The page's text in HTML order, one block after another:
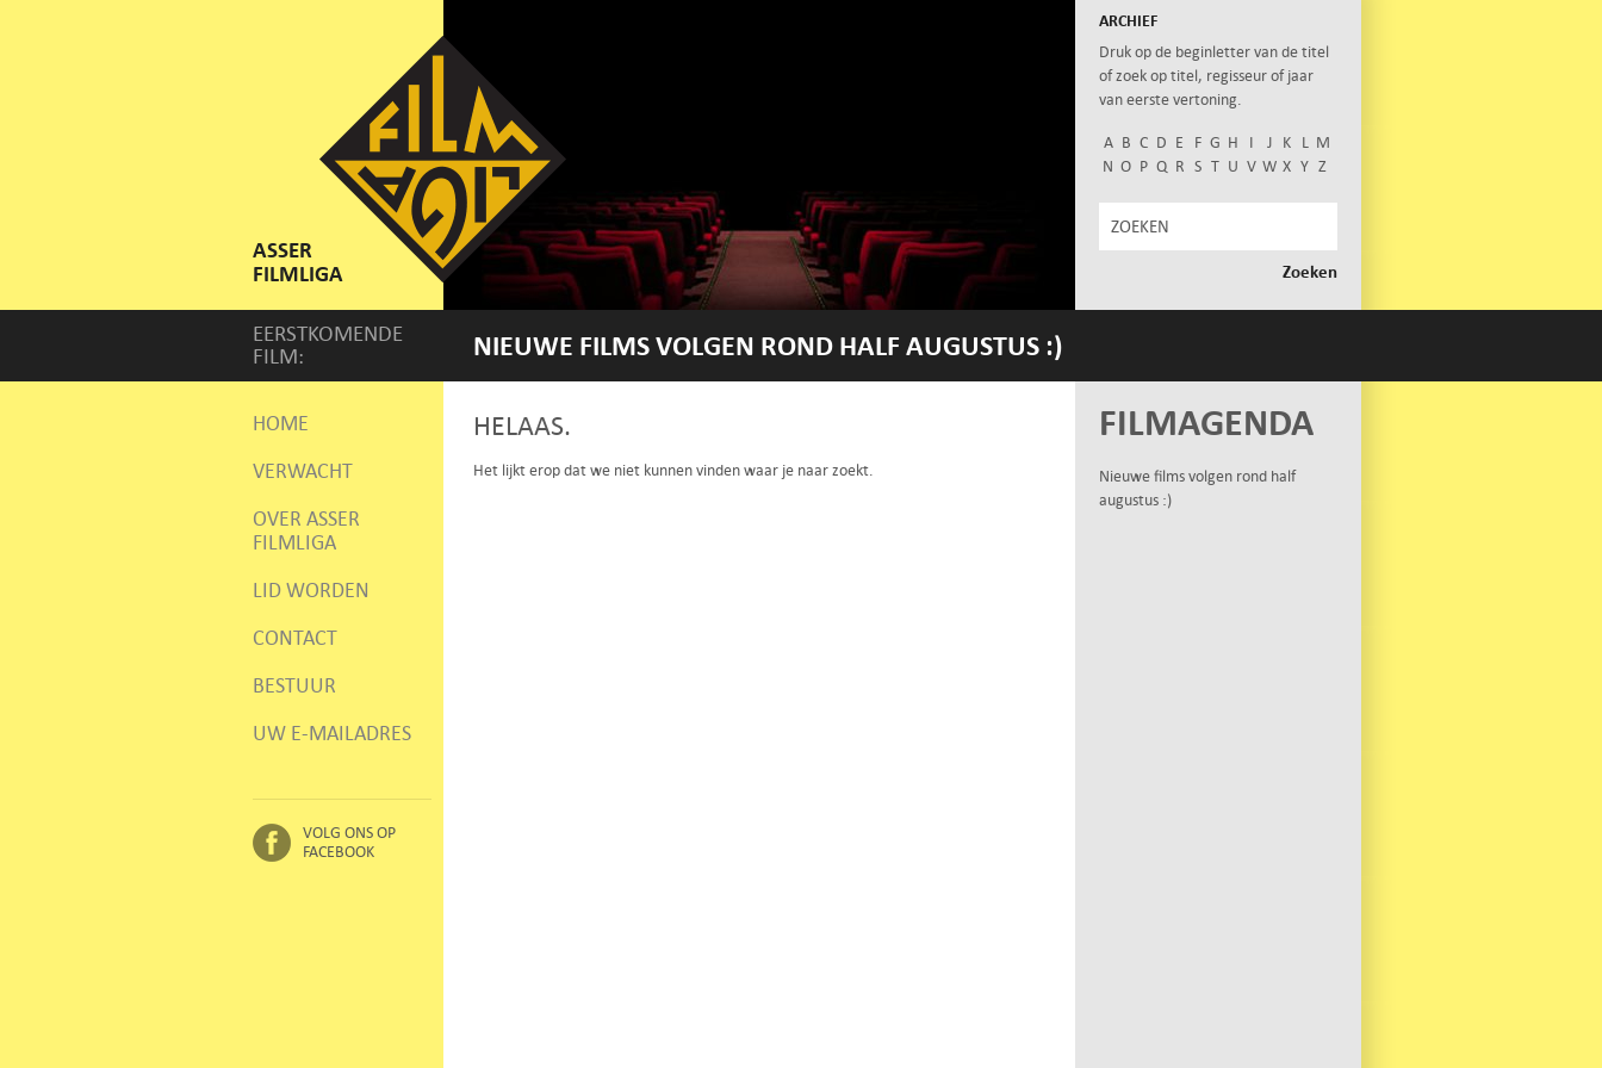
ASSER
FILMLIGA
ARCHIEF
Druk op de beginletter van de titel
of zoek op titel, regisseur of jaar
van eerste vertoning.
A B C D E F G H I J K L M
N O P Q R S T U V W X Y Z
EERSTKOMENDE
FILM:
NIEUWE FILMS VOLGEN ROND HALF AUGUSTUS :)
HOME
VERWACHT
OVER ASSER
FILMLIGA
LID WORDEN
CONTACT
BESTUUR
UW E-MAILADRES
VOLG ONS OP
FACEBOOK
HELAAS.
Het lijkt erop dat we niet kunnen vinden waar je naar zoekt.
FILMAGENDA
Nieuwe films volgen rond half
augustus :)